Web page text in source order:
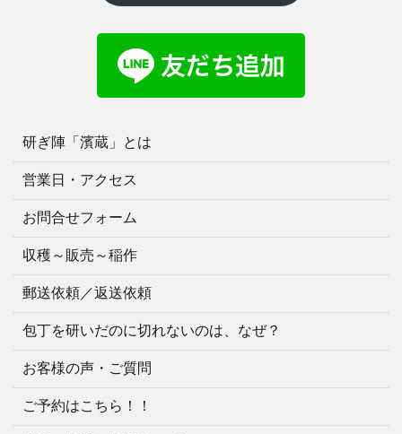
研ぎ陣「濱蔵」とは
営業日・アクセス
お問合せフォーム
収穫～販売～稲作
郵送依頼／返送依頼
包丁を研いだのに切れないのは、なぜ？
お客様の声・ご質問
ご予約はこちら！！